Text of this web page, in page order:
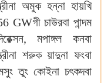
অমুক হন্না হায়খি
GWগী চাউরবা পান্দম
মপাঙ্গল কনবা
শরুক য়াদুনা ফংবা
তুং কোইনা চৎকদবা